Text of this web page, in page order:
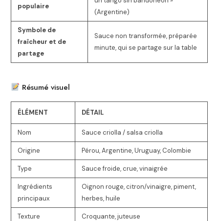
populaire
(Argentine)
Symbole de
fraîcheur et de
partage
Sauce non transformée, préparée
minute, qui se partage sur la table
Résumé visuel
ÉLÉMENT DÉTAIL
Nom Sauce criolla / salsa criolla
Origine Pérou, Argentine, Uruguay, Colombie
Type Sauce froide, crue, vinaigrée
Ingrédients
principaux
Oignon rouge, citron/vinaigre, piment,
herbes, huile
Texture Croquante, juteuse